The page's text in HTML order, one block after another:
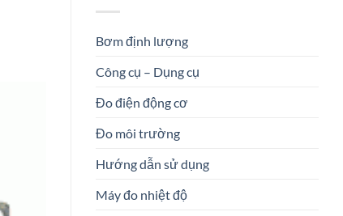
Bơm định lượng
Công cụ – Dụng cụ
Đo điện động cơ
Đo môi trường
Hướng dẫn sử dụng
Máy đo nhiệt độ